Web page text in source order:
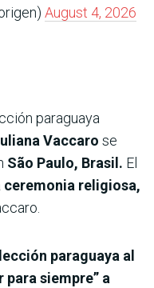
August 4, 2026
paraguaya
Vaccaro se
São Paulo, Brasil. El
ceremonia religiosa,
paraguaya al
para siempre” a